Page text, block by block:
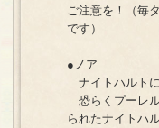
ご注意を！（毎
です）
●ノア
ナイトハルト
恐らくプーレ
られたナイトハ